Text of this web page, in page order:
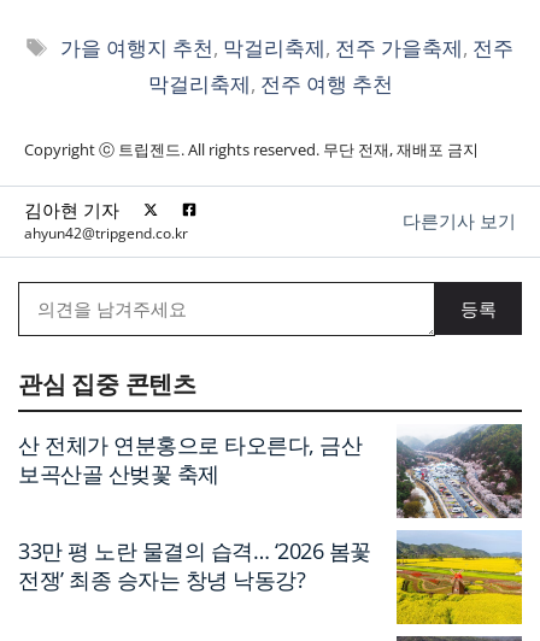
태
가을 여행지 추천, 막걸리축제, 전주 가을축제, 전주
막걸리축제, 전주 여행 추천
Copyright ⓒ 트립젠드. All rights reserved. 무단 전재, 재배포 금지
김아현 기자
ahyun42@tripgend.co.kr
다른기사 보기
관심 집중 콘텐츠
산 전체가 연분홍으로 타오른다, 금산
보곡산골 산벚꽃 축제
33만 평 노란 물결의 습격… ‘2026 봄꽃
전쟁’ 최종 승자는 창녕 낙동강?